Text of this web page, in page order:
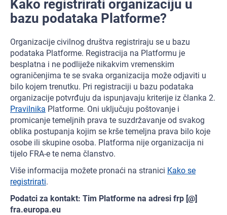
Kako registrirati organizaciju u
bazu podataka Platforme?
Organizacije civilnog društva registriraju se u bazu
podataka Platforme. Registracija na Platformu je
besplatna i ne podliježe nikakvim vremenskim
ograničenjima te se svaka organizacija može odjaviti u
bilo kojem trenutku. Pri registraciji u bazu podataka
organizacije potvrđuju da ispunjavaju kriterije iz članka 2.
Pravilnika Platforme. Oni uključuju poštovanje i
promicanje temeljnih prava te suzdržavanje od svakog
oblika postupanja kojim se krše temeljna prava bilo koje
osobe ili skupine osoba. Platforma nije organizacija ni
tijelo FRA-e te nema članstvo.
Više informacija možete pronaći na stranici Kako se
registrirati.
Podatci za kontakt: Tim Platforme na adresi frp [@]
fra.europa.eu